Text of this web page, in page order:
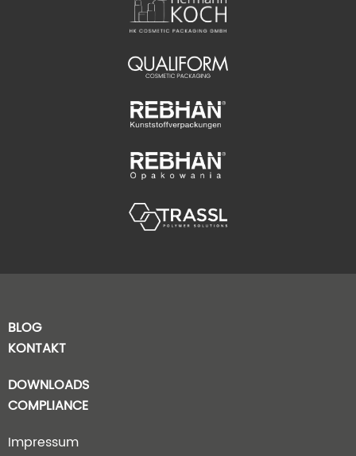
BLOG
KONTAKT
DOWNLOADS
COMPLIANCE
Impressum